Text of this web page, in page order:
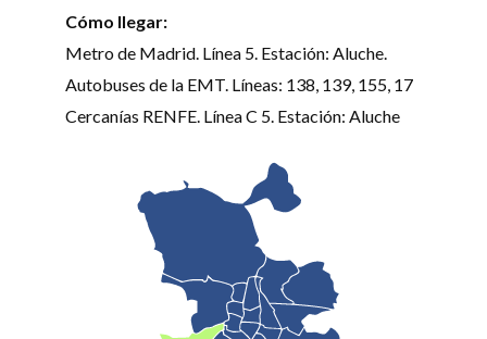
Cómo llegar:
Metro de Madrid. Línea 5. Estación: Aluche.
Autobuses de la EMT. Líneas: 138, 139, 155, 17
Cercanías RENFE. Línea C 5. Estación: Aluche